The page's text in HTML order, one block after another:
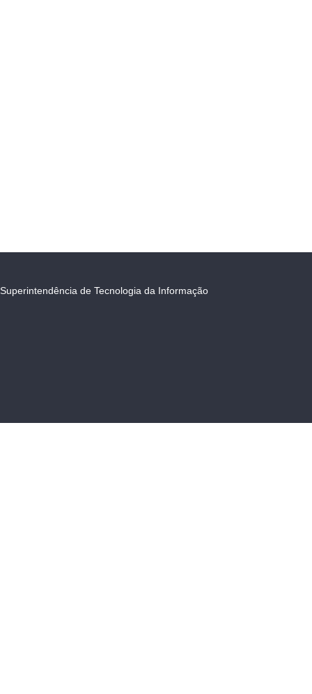
Superintendência de Tecnologia da Informação